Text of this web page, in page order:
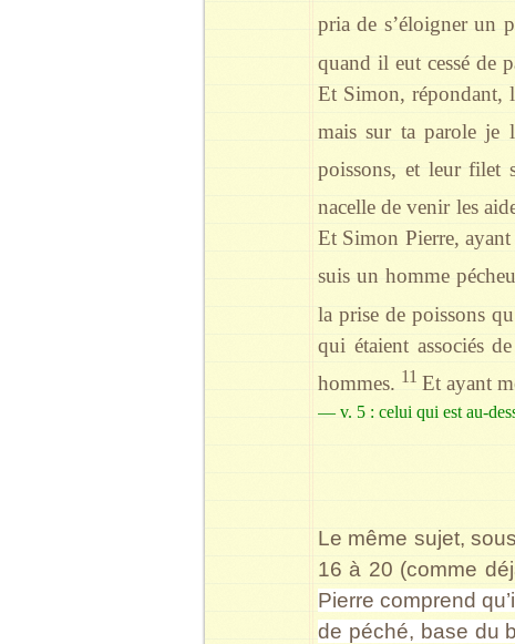
pria de s’éloigner un
quand il eut cessé de
Et Simon, répondant,
mais sur ta parole je
poissons, et leur filet
nacelle de venir les
Et Simon Pierre,
suis un homme
la prise de poissons
qui étaient associés
hommes. 11 Et ayant
— v. 5 : celui qui est au-
Le même sujet,
16 à 20 (comme
Pierre comprend
de péché, base du